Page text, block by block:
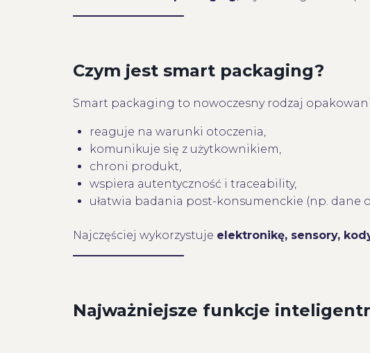
Czym jest smart packaging?
Smart packaging to nowoczesny rodzaj
reaguje na warunki otoczenia,
komunikuje się z użytkownikiem,
chroni produkt,
wspiera autentyczność i traceability,
ułatwia badania post-konsumenckie (np. dane o
Najczęściej wykorzystuje elektronikę, sensory,
Najważniejsze funkcje